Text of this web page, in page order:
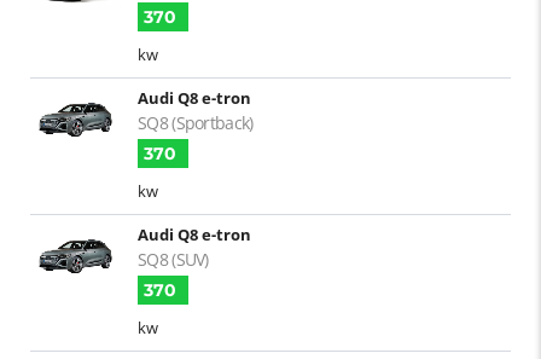
370
kw
Audi Q8 e-tron
SQ8 (Sportback)
370
kw
Audi Q8 e-tron
SQ8 (SUV)
370
kw